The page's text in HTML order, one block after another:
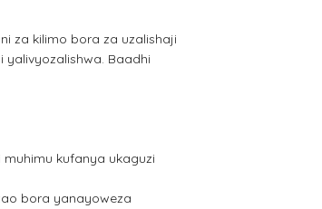
za kilimo bora za uzalishaji
Baadhi
kufanya ukaguzi
bora yanayoweza